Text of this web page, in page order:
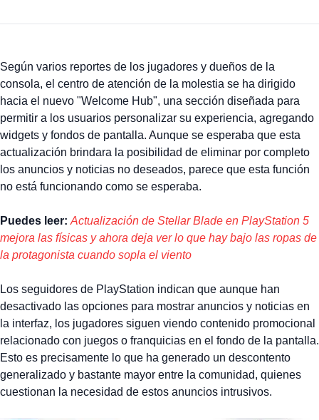
Según varios reportes de los jugadores y dueños de la
consola, el centro de atención de la molestia se ha dirigido
hacia el nuevo "Welcome Hub", una sección diseñada para
permitir a los usuarios personalizar su experiencia, agregando
widgets y fondos de pantalla. Aunque se esperaba que esta
actualización brindara la posibilidad de eliminar por completo
los anuncios y noticias no deseados, parece que esta función
no está funcionando como se esperaba.
Puedes leer: Actualización de Stellar Blade en PlayStation 5
mejora las físicas y ahora deja ver lo que hay bajo las ropas de
la protagonista cuando sopla el viento
Los seguidores de PlayStation indican que aunque han
desactivado las opciones para mostrar anuncios y noticias en
la interfaz, los jugadores siguen viendo contenido promocional
relacionado con juegos o franquicias en el fondo de la pantalla.
Esto es precisamente lo que ha generado un descontento
generalizado y bastante mayor entre la comunidad, quienes
cuestionan la necesidad de estos anuncios intrusivos.